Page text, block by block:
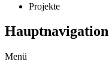
Projekte
Hauptnavigation
Menü